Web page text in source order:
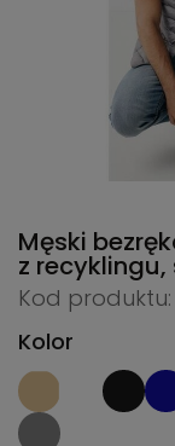
Męski
z
Kod produktu:
Kolor